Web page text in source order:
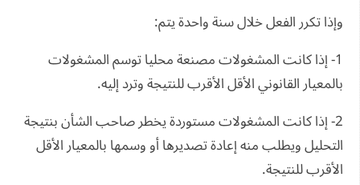
وإذا تكرر الفعل خلال سنة واحدة يتم:
1- إذا كانت المشغولات مصنعة محليا توسم المشغولات
بالمعيار القانوني الأقل الأقرب للنتيجة وترد إليه.
2- إذا كانت المشغولات مستوردة يخطر صاحب الشأن بنتيجة
التحليل ويطلب منه إعادة تصديرها أو وسمها بالمعيار الأقل
الأقرب للنتيجة.